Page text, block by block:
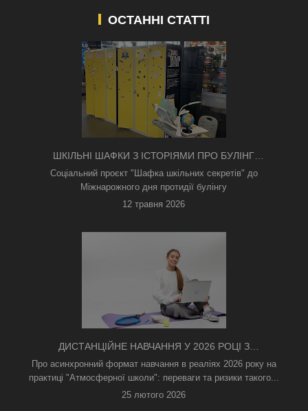
ОСТАННІ СТАТТІ
ШКІЛЬНІ ШАФКИ З ІСТОРІЯМИ ПРО БУЛІНГ
З'ЯВИЛИСЯ В КИЄВІ
Соціальний проєкт "Шафка шкільних секретів" до
Міжнарожного дня протидії булінгу
12 травня 2026
ДИСТАНЦІЙНЕ НАВЧАННЯ У 2026 РОЦІ З
ТРИВОГАМИ ТА БЕЗ СВІТЛА: ЯК АСИНХРОННИЙ
ФОРМАТ РЯТУЄ ОСВІТНІЙ ПРОЦЕС
Про асинхронний формат навчання в реаліях 2026 року на
практиці "Атмосферної школи": переваги та ризики такого...
25 лютого 2026